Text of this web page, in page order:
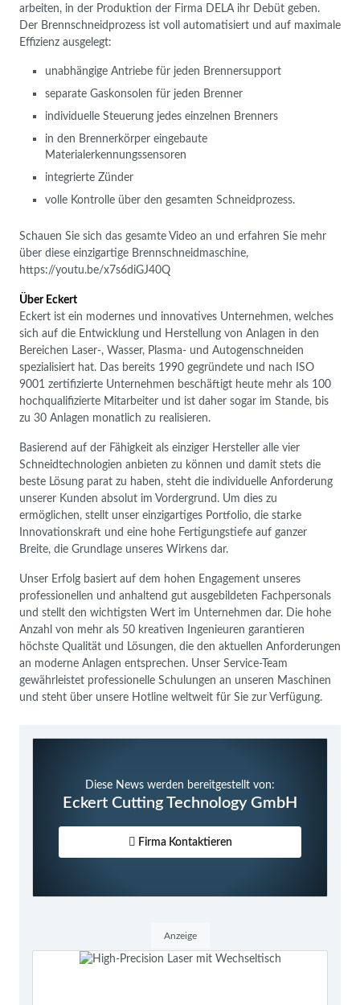
arbeiten, in der Produktion der Firma DELA ihr Debüt geben.
Der Brennschneidprozess ist voll automatisiert und auf maximale
Effizienz ausgelegt:
unabhängige Antriebe für jeden Brennersupport
separate Gaskonsolen für jeden Brenner
individuelle Steuerung jedes einzelnen Brenners
in den Brennerkörper eingebaute
Materialerkennungssensoren
integrierte Zünder
volle Kontrolle über den gesamten Schneidprozess.
Schauen Sie sich das gesamte Video an und erfahren Sie mehr
über diese einzigartige Brennschneidmaschine,
https://youtu.be/x7s6diGJ40Q
Über Eckert
Eckert ist ein modernes und innovatives Unternehmen, welches
sich auf die Entwicklung und Herstellung von Anlagen in den
Bereichen Laser-, Wasser, Plasma- und Autogenschneiden
spezialisiert hat. Das bereits 1990 gegründete und nach ISO
9001 zertifizierte Unternehmen beschäftigt heute mehr als 100
hochqualifizierte Mitarbeiter und ist daher sogar im Stande, bis
zu 30 Anlagen monatlich zu realisieren.
Basierend auf der Fähigkeit als einziger Hersteller alle vier
Schneidtechnologien anbieten zu können und damit stets die
beste Lösung parat zu haben, steht die individuelle Anforderung
unserer Kunden absolut im Vordergrund. Um dies zu
ermöglichen, stellt unser einzigartiges Portfolio, die starke
Innovationskraft und eine hohe Fertigungstiefe auf ganzer
Breite, die Grundlage unseres Wirkens dar.
Unser Erfolg basiert auf dem hohen Engagement unseres
professionellen und anhaltend gut ausgebildeten Fachpersonals
und stellt den wichtigsten Wert im Unternehmen dar. Die hohe
Anzahl von mehr als 50 kreativen Ingenieuren garantieren
höchste Qualität und Lösungen, die den aktuellen Anforderungen
an moderne Anlagen entsprechen. Unser Service-Team
gewährleistet professionelle Schulungen an unseren Maschinen
und steht über unsere Hotline weltweit für Sie zur Verfügung.
Diese News werden bereitgestellt von:
Eckert Cutting Technology GmbH
Firma Kontaktieren
Anzeige